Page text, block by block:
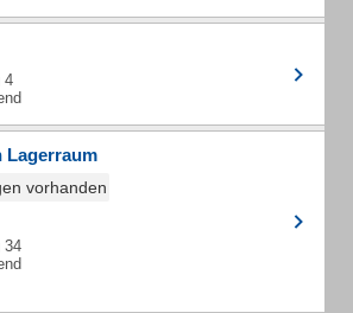
4
Lagerraum
vorhanden
34